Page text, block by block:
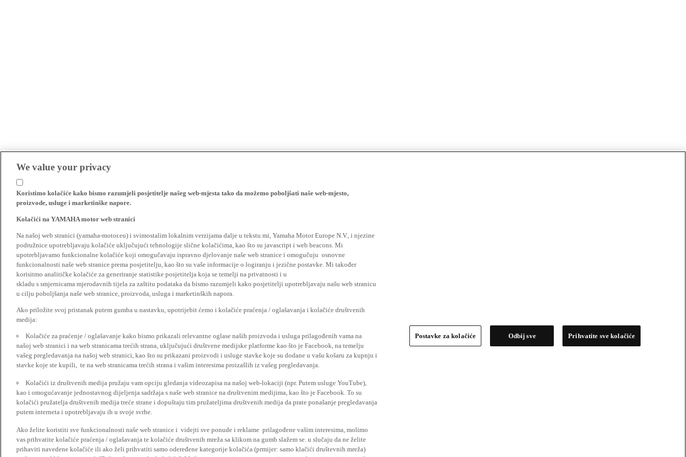
We value your privacy
Koristimo kolačiće kako bismo razumjeli posjetitelje našeg web-mjesta tako da možemo poboljšati naše web-mjesto,
proizvode, usluge i marketinške napore.
Kolačići na YAMAHA motor web stranici
Na našoj web stranici (yamaha-motor.eu) i svimostalim lokalnim verzijama dalje u tekstu mi, Yamaha Motor Europe N.V., i njezine
podružnice upotrebljavaju kolačiće uključujući tehnologije slične kolačićima, kao što su javascript i web beacons. Mi
upotrebljavamo funkcionalne kolačiće koji omogučavaju ispravno djelovanje naše web stranice i omogučuju osnovne
funkcionalnosti naše web stranice prema posjetitelju, kao što su vaše informacije o logiranju i jezične postavke. Mi također
korisitmo analitičke kolačiće za generiranje statistike posjetitelja koja se temelji na privatnosti i u
skladu s smjernicama mjerodavnih tijela za zaštitu podataka da bismo razumjeli kako posjetitelji upotrebljavaju našu web stranicu
u cilju poboljšanja naše web stranice, proizvoda, usluga i marketinških napora.
Ako priložite svoj pristanak putem gumba u nastavku, upotrijebit ćemo i kolačiće praćenja / oglašavanja i kolačiće društvenih
medija:
Kolačiće za praćenje / oglašavanje kako bismo prikazali relevantne oglase naših proizvoda i usluga prilagođenih vama na
našoj web stranici i na web stranicama trećih strana, uključujući društvene medijske platforme kao što je Facebook, na temelju
vašeg pregledavanja na našoj web stranici, kao što su prikazani proizvodi i usluge stavke koje su dodane u vašu košaru za kupnju i
stavke koje ste kupili, te na web stranicama trećih strana i vašim interesima proizašlih iz vašeg pregledavanja.
Kolačići iz društvenih medija pružaju vam opciju gledanja videozapisa na našoj web-lokaciji (npr. Putem usluge YouTube),
kao i omogućavanje jednostavnog dijeljenja sadržaja s naše web stranice na društvenim medijima, kao što je Facebook. To su
kolačići pružatelja društvenih medija treće strane i dopuštaju tim pružateljima društvenih medija da prate ponašanje pregledavanja
putem interneta i upotrebljavaju ih u svoje svrhe.
Ako želite koristiti sve funkcionalnosti naše web stranice i videjti sve ponude i reklame prilagođene vašim interesima, molimo
vas prihvatite kolačiće praćenja / oglašavanja te kolačiće društvenih mreža sa klikom na gumb slažem se. u slučaju da ne želite
prihaviti navedene kolačiće ili ako želi prihvatiti samo odeređene kategorije kolačića (prmijer: samo klačići društevnih mreža)
Postavke za kolačiće Odbij sve Prihvatite sve kolačiće